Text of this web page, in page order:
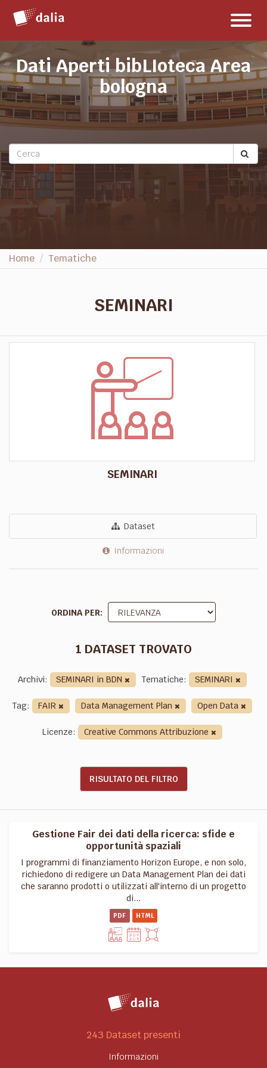
contenuto
Dati Aperti bibLIoteca Area
bologna
Home Tematiche
SEMINARI
SEMINARI
Dataset
Informazioni
ORDINA PER
1 DATASET TROVATO
Archivi: SEMINARI in BDN Tematiche:
SEMINARI
Tag:
FAIR Data Management Plan
Open Data
Licenze:
Creative Commons Attribuzione
RISULTATO DEL FILTRO
Gestione Fair dei dati della ricerca: sfide e
opportunità spaziali
I programmi di finanziamento Horizon Europe, e non solo,
richiedono di redigere un Data Management Plan dei dati
che saranno prodotti o utilizzati all'interno di un progetto
di...
PDF HTML
243 Dataset presenti
Informazioni